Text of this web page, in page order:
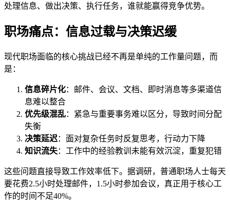
处理信息、做出决策、执行任务，谁就能赢得竞争优势。
职场痛点：信息过载与决策迟缓
现代职场面临的核心挑战已经不再是单纯的工作量问题，而
是：
信息碎片化：邮件、会议、文档、即时消息等多渠道信
息难以整合
优先级混乱：紧急与重要事务难以区分，导致时间分配
失衡
决策延迟：面对复杂任务时反复思考，行动力下降
知识流失：工作中的经验教训未能有效沉淀，重复犯错
这些问题直接导致工作效率低下。据调研，普通职场人士每天
要花费2.5小时处理邮件，1.5小时参加会议，真正用于核心工
作的时间不足40%。